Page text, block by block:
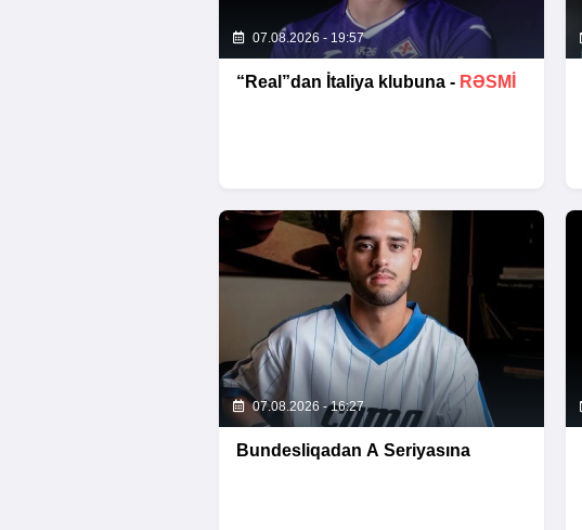
07.08.2026 - 19:57
“Real”dan İtaliya klubuna - RƏSMİ
07.08.2026 - 16:27
Bundesliqadan A Seriyasına